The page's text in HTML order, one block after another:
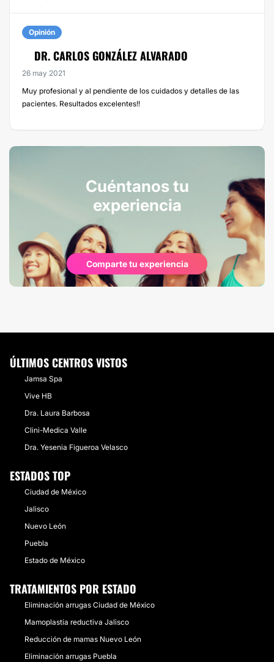
Opinión
DR. CARLOS GONZÁLEZ ALVARADO
26 may 2021
Muy profesional y al pendiente de los cuidados y detalles de las
pacientes. Resultados excelentes!!
Cuéntanos tu
experiencia
Comparte tu experiencia
ÚLTIMOS CENTROS VISTOS
Jamsa Spa
Vive HB
Dra. Laura Barbosa
Clini-Medica Valle
Dra. Yesenia Figueroa Velasco
ESTADOS TOP
Ciudad de México
Jalisco
Nuevo León
Puebla
Estado de México
TRATAMIENTOS POR ESTADO
Eliminación arrugas Ciudad de México
Mamoplastia reductiva Jalisco
Reducción de mamas Nuevo León
Eliminación arrugas Puebla